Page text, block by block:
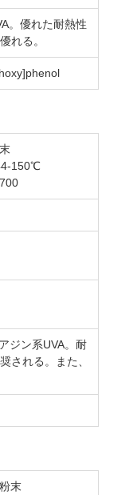
。優れた耐熱性
れる。
150℃
ジン系UVA。耐
される。また、
末